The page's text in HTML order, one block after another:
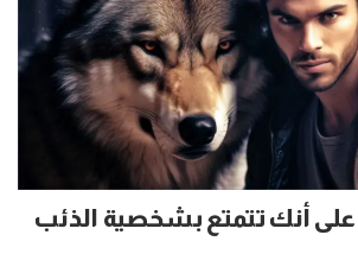
على أنك تتمتع بشخصية الذئب